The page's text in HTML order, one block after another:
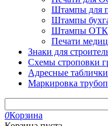
Штампы для
Штампы
Штампы ОТК
Печати
Знаки для
Схемы строповки
Адресные таблички
Маркировка
0Корзина